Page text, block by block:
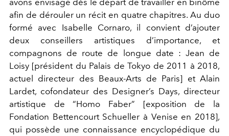
afin de dérouler un récit en quatre chapitres. Au duo
formé avec Isabelle Cornaro, il convient d’ajouter
deux conseillers artistiques d’importance, et
compagnons de route de longue date : Jean de
Loisy [président du Palais de Tokyo de 2011 à 2018,
actuel directeur des Beaux-Arts de Paris] et Alain
Lardet, cofondateur des Designer’s Days, directeur
artistique de “Homo Faber” [exposition de la
Fondation Bettencourt Schueller à Venise en 2018],
qui possède une connaissance encyclopédique du